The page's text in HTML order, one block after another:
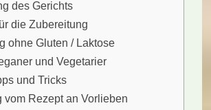
des Gerichts
die Zubereitung
ohne Gluten / Laktose
und Vegetarier
und Tricks
vom Rezept an Vorlieben